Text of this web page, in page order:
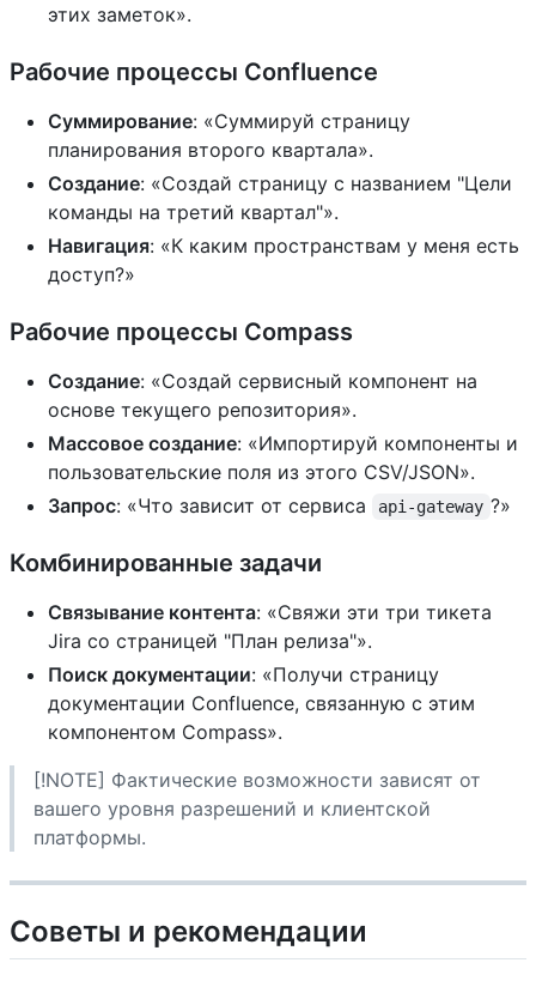
этих заметок».
Рабочие процессы Confluence
Суммирование: «Суммируй страницу
планирования второго квартала».
Создание: «Создай страницу с названием "Цели
команды на третий квартал"».
Навигация: «К каким пространствам у меня есть
доступ?»
Рабочие процессы Compass
Создание: «Создай сервисный компонент на
основе текущего репозитория».
Массовое создание: «Импортируй компоненты и
пользовательские поля из этого CSV/JSON».
Запрос: «Что зависит от сервиса api-gateway ?»
Комбинированные задачи
Связывание контента: «Свяжи эти три тикета
Jira со страницей "План релиза"».
Поиск документации: «Получи страницу
документации Confluence, связанную с этим
компонентом Compass».
[!NOTE] Фактические возможности зависят от
вашего уровня разрешений и клиентской
платформы.
Советы и рекомендации